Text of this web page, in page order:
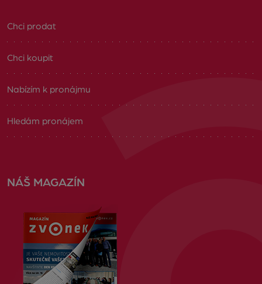
Chci prodat
Chci koupit
Nabízím k pronájmu
Hledám pronájem
NÁŠ MAGAZÍN